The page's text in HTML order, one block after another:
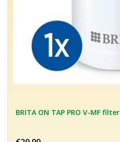
BRITA ON TAP PRO V-MF filter